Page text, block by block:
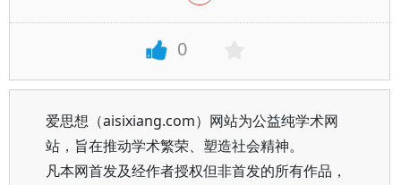
0
爱思想（aisixiang.com）网站为公益纯学术网
站，旨在推动学术繁荣、塑造社会精神。
凡本网首发及经作者授权但非首发的所有作品，